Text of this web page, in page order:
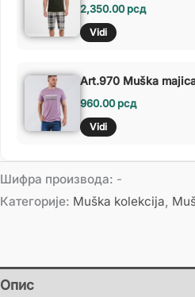
2,350.00рсд
Vidi
Art.970 Muška
960.00рсд
Vidi
Шифра производа: -
Категорије: Muška kolekcija,
Опис